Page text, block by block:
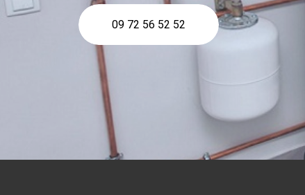
09 72 56 52 52